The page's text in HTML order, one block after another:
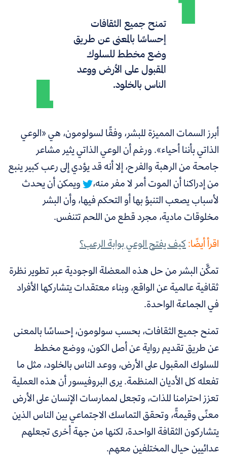
تمنح جميع الثقافات
إحساسًا بالمعنى عن طريق
وضع مخطط للسلوك
المقبول على الأرض ووعد
الناس بالخلود.
أبرز السمات المميزة للبشر، وفقًا لسولومون، هي«الوعي
الذاتي بأننا أحياء».ورغم أن الوعي الذاتي يثير مشاعر
جامحة من الرهبة والفرح، إلا أنه قد يؤدي إلى رعب كبير ينبع
من إدراكنا أن الموت أمر لا مفر منه،
ويمكن أن يحدث
لأسباب يصعب التنبؤ بها أو التحكم فيها، وأن البشر
مخلوقات مادية، مجرد قطع من اللحم تتنفس.
اقرأ أيضًا:كيف يفتح الوعي بوابة الرعب؟
تمكَّن البشر من حل هذه المعضلة الوجودية عبر تطوير نظرة
ثقافية عالمية عن الواقع، وبناء معتقدات يتشاركها الأفراد
في الجماعة الواحدة.
تمنح جميع الثقافات، بحسب سولومون، إحساسًا بالمعنى
عن طريق تقديم رواية عن أصل الكون، ووضع مخطط
للسلوك المقبول على الأرض، ووعد الناس بالخلود، مثل ما
تفعله كل الأديان المنظمة. يرى البروفيسور أن هذه العملية
تعزز احترامنا للذات، وتجعل لممارسات الإنسان على الأرض
معنًى وقيمةً، وتحقق التماسك الاجتماعي بين الناس الذين
يتشاركون الثقافة الواحدة، لكنها من جهة أخرى تجعلهم
عدائيين حيال المختلفين معهم.